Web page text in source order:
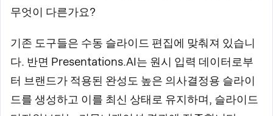
무엇이 다른가요?
기존 도구들은 수동 슬라이드 편집에 맞춰져 있습니
다. 반면 Presentations.AI는 원시 입력 데이터로부
터 브랜드가 적용된 완성도 높은 의사결정용 슬라이
드를 생성하고 이를 최신 상태로 유지하며, 슬라이드